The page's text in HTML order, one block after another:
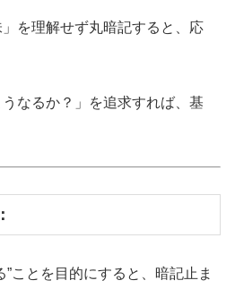
を理解せず丸暗記すると、応
なるか？」を追求すれば、基
”ことを目的にすると、暗記止ま